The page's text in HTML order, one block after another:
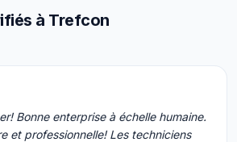
à Trefcon
Bonne enterprise à échelle humaine.
et professionnelle! Les techniciens